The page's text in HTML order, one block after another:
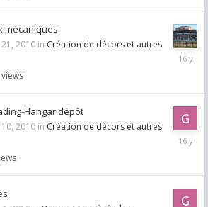
mécaniques
21, 2010 in Création de décors et autres
views
May
Hangar dépôt
10, 2010 in Création de décors et autres
May